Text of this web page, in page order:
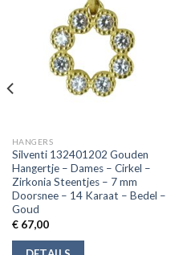
HANGERS
Silventi 132401202 Gouden
Hangertje – Dames – Cirkel –
Zirkonia Steentjes – 7 mm
Doorsnee – 14 Karaat – Bedel –
Goud
€67,00